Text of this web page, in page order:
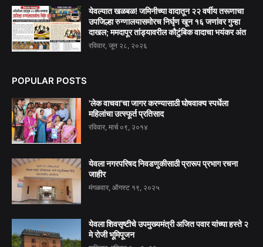
येवल्यात खळबळ! जमिनीच्या वादातून २२ वर्षीय तरूणाचा
उपजिल्हा रुग्णालयासमोरच निर्घृण खून १६ जणांवर गुन्हा
दाखल; ममदापूर तांड्यावरील कौटुंबिक वादाचा भयंकर अंत
रविवार, जून २८, २०२६
POPULAR POSTS
'लेक वाचवा'चा जागर करण्यासाठी घोषवाक्य स्पर्धेला
महिलांचा उत्स्फूर्त प्रतिसाद
रविवार, मार्च ०९, २०१४
येवला नगरपरिषद निवडणुकीसाठी प्रारूप प्रभाग रचना
जाहीर
मंगळवार, ऑगस्ट १९, २०२५
येवला शिवसृष्टीचे उपमुख्यमंत्री अजित पवार यांच्या हस्ते २
मे रोजी भूमिपूजन